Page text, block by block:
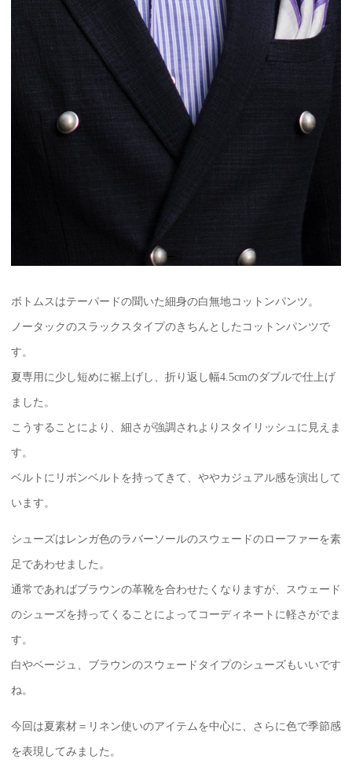
ボトムスはテーパードの聞いた細身の白無地コットンパンツ。
ノータックのスラックスタイプのきちんとしたコットンパンツで
す。
夏専用に少し短めに裾上げし、折り返し幅4.5cmのダブルで仕上げ
ました。
こうすることにより、細さが強調されよりスタイリッシュに見えま
す。
ベルトにリボンベルトを持ってきて、ややカジュアル感を演出して
います。
シューズはレンガ色のラバーソールのスウェードのローファーを素
足であわせました。
通常であればブラウンの革靴を合わせたくなりますが、スウェード
のシューズを持ってくることによってコーディネートに軽さがでま
す。
白やベージュ、ブラウンのスウェードタイプのシューズもいいです
ね。
今回は夏素材＝リネン使いのアイテムを中心に、さらに色で季節感
を表現してみました。